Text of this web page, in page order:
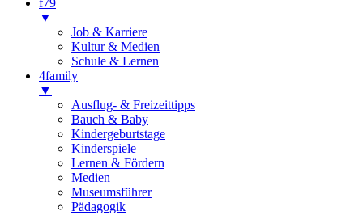
▼
Job & Karriere
Kultur & Medien
Schule & Lernen
4family
▼
Ausflug- & Freizeittipps
Bauch & Baby
Kindergeburtstage
Kinderspiele
Lernen & Fördern
Medien
Museumsführer
Pädagogik